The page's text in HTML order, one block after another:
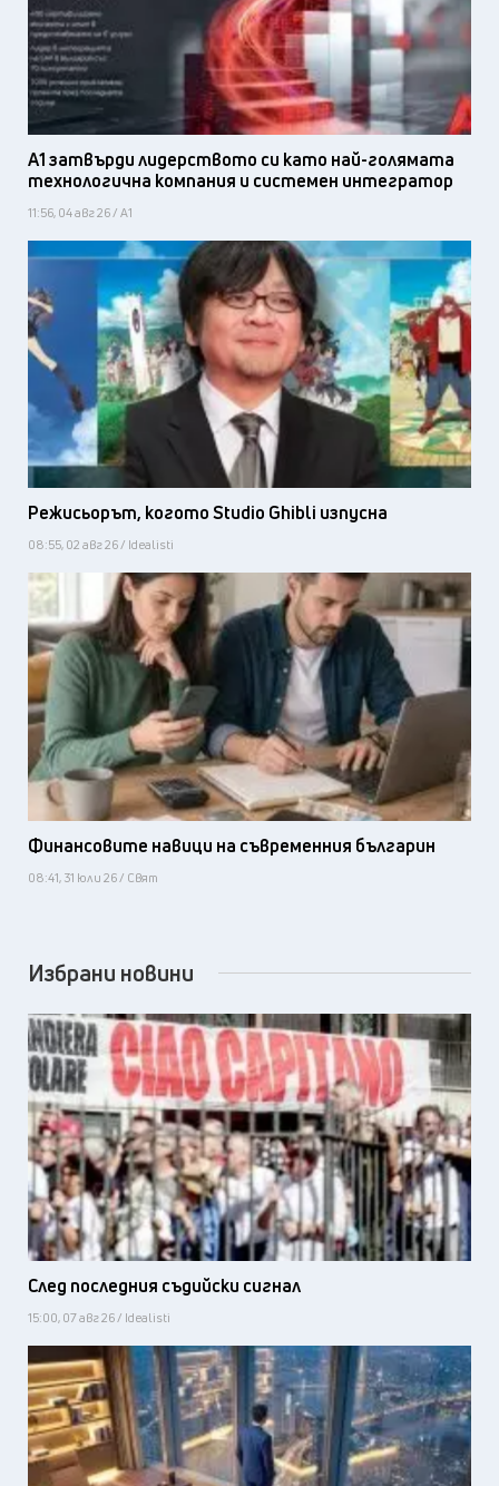
А1 затвърди лидерството си като най-голямата
технологична компания и системен интегратор
11:56, 04 авг 26 / А1
Режисьорът, когото Studio Ghibli изпусна
08:55, 02 авг 26 / Idealisti
Финансовите навици на съвременния българин
08:41, 31 юли 26 / Свят
Избрани новини
След последния съдийски сигнал
15:00, 07 авг 26 / Idealisti